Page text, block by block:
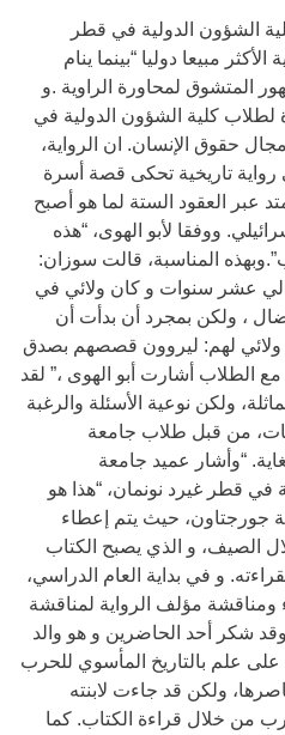
الشؤون الدولية في قطر
مبيعا دوليا “بينما ينام
المتشوق لمحاورة الراوية .و
لطلاب كلية الشؤون الدولية في
حقوق الإنسان. ان الرواية،
في عام 2010، هي رواية تاريخية تحكى قصة أسرة
عبر العقود الستة لما هو أصبح
ووفقا لأبو الهوى، “هذه
المناسبة، قالت سوزان:
عشر سنوات و كان ولائي في
، ولكن بمجرد أن بدأت أن
لهم: ليروون قصصهم بصدق
مع الطلاب أشارت أبو الهوى ،” لقد
ولكن نوعية الأسئلة والرغبة
من قبل طلاب جامعة
“وأشار عميد جامعة
في قطر غيرد نونمان، “هذا هو
جورجتاون، حيث يتم إعطاء
الصيف، و الذي يصبح الكتاب
و في بداية العام الدراسي،
مؤلف الرواية لمناقشة
شكر أحد الحاضرين و هو والد
على علم بالتاريخ المأسوي للحرب
ولكن قد جاءت لابنته
من خلال قراءة الكتاب. كما